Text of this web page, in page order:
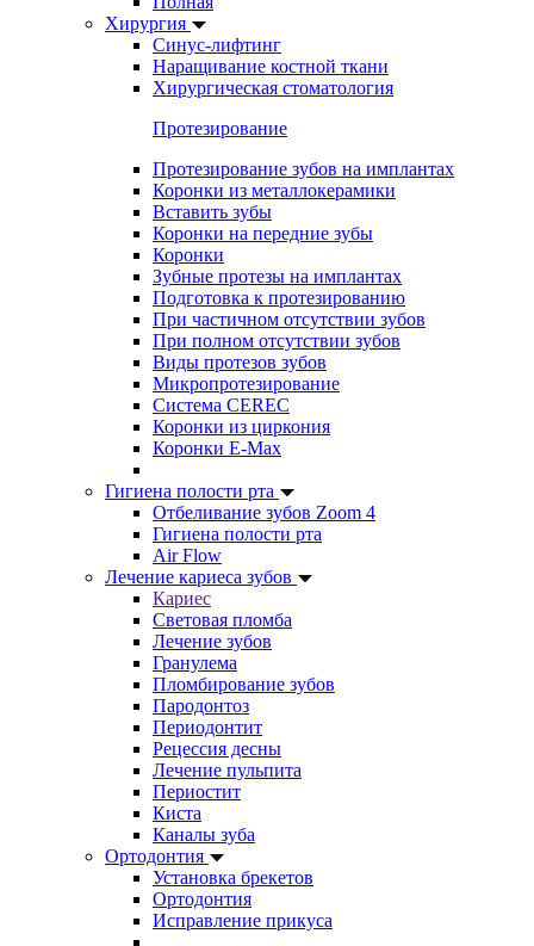
Хирургия
Синус-лифтинг
Наращивание костной ткани
Хирургическая стоматология
Протезирование
Протезирование зубов на имплантах
Коронки из металлокерамики
Вставить зубы
Коронки на передние зубы
Коронки
Зубные протезы на имплантах
Подготовка к протезированию
При частичном отсутствии зубов
При полном отсутствии зубов
Виды протезов зубов
Микропротезирование
Система CEREC
Коронки из циркония
Коронки E-Max
Гигиена полости рта
Отбеливание зубов Zoom 4
Гигиена полости рта
Air Flow
Лечение кариеса зубов
Кариес
Световая пломба
Лечение зубов
Гранулема
Пломбирование зубов
Пародонтоз
Периодонтит
Рецессия десны
Лечение пульпита
Периостит
Киста
Каналы зуба
Ортодонтия
Установка брекетов
Ортодонтия
Исправление прикуса